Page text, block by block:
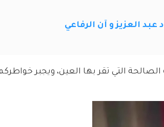
العزيز و آن الرفاعي
التي تقر بها العين، ويجبر